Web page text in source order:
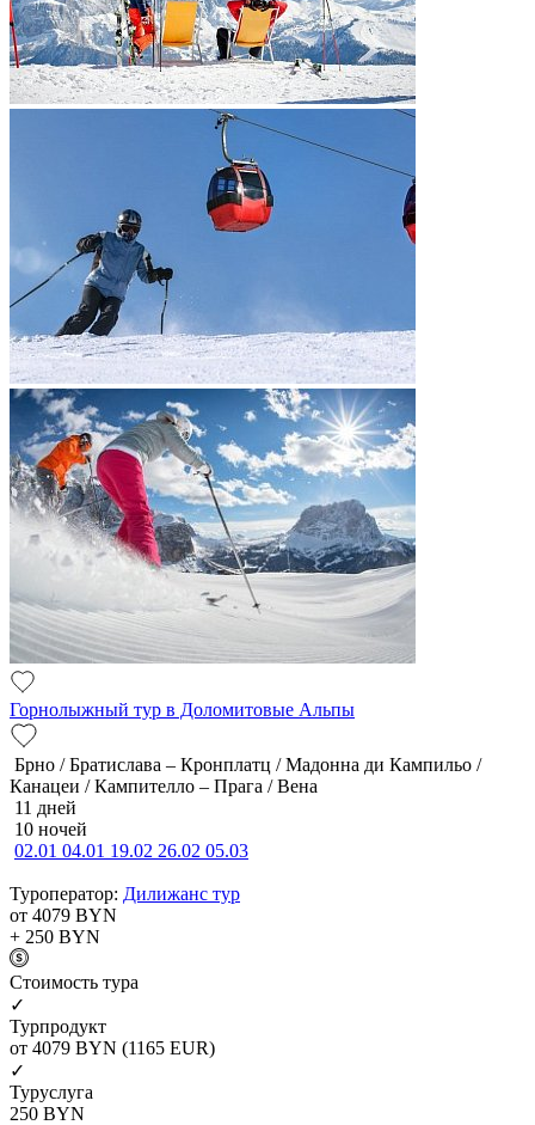
Горнолыжный тур в Доломитовые Альпы
Брно / Братислава – Кронплатц / Мадонна ди Кампильо /
Канацеи / Кампителло – Прага / Вена
11 дней
10 ночей
02.01 04.01 19.02 26.02 05.03
Туроператор: Дилижанс тур
от 4079 BYN
+ 250 BYN
Cтоимость тура
✓
Турпродукт
от 4079 BYN (1165 EUR)
✓
Туруслуга
250 BYN